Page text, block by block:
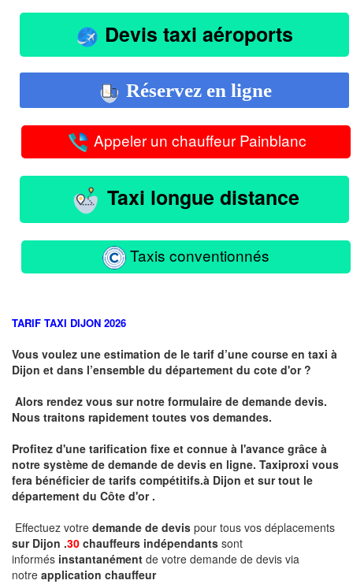
Devis taxi aéroports
Réservez en ligne
Appeler un chauffeur Painblanc
Taxi longue distance
Taxis conventionnés
TARIF TAXI DIJON 2026
Vous voulez une estimation de le tarif d’une course en taxi à
Dijon et dans l’ensemble du département du cote d'or ?
Alors rendez vous sur notre formulaire de demande devis.
Nous traitons rapidement toutes vos demandes.
Profitez d'une tarification fixe et connue à l'avance grâce à
notre système de demande de devis en ligne. Taxiproxi vous
fera bénéficier de tarifs compétitifs.à Dijon et sur tout le
département du Côte d'or .
Effectuez votre demande de devis pour tous vos déplacements
sur Dijon .30 chauffeurs indépendants sont
informés instantanément de votre demande de devis via
notre application chauffeur